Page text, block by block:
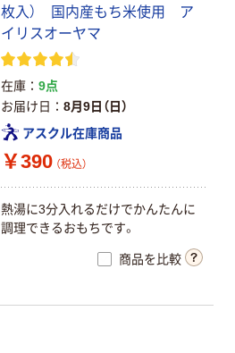
枚入） 国内産もち米使用 ア
イリスオーヤマ
在庫
9点
お届け日
8月9日（日）
アスクル在庫商品
￥390 （税込）
熱湯に3分入れるだけでかんたんに
調理できるおもちです。
商品を比較